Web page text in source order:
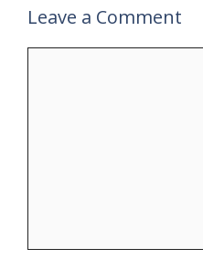
Leave a Comment